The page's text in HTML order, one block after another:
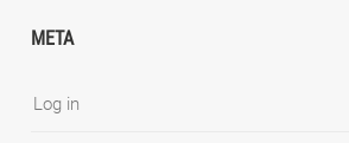
META
Log in